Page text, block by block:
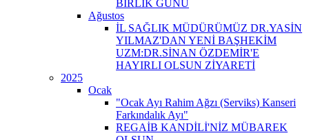
BİRLİK GÜNÜ
Ağustos
İL SAĞLIK MÜDÜRÜMÜZ DR.YASİN
YILMAZ'DAN YENİ BAŞHEKİM
UZM:DR.SİNAN ÖZDEMİR'E
HAYIRLI OLSUN ZİYARETİ
2025
Ocak
"Ocak Ayı Rahim Ağzı (Serviks) Kanseri
Farkındalık Ayı"
REGAİB KANDİLİ'NİZ MÜBAREK